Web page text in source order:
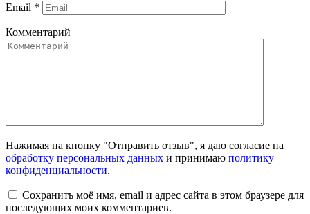
Email *
Комментарий
Нажимая на кнопку "Отправить отзыв", я даю согласие на
обработку персональных данных и принимаю политику
конфиденциальности.
Сохранить моё имя, email и адрес сайта в этом браузере для
последующих моих комментариев.